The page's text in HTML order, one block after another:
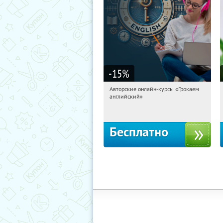
-15%
14:38:15 Получили:
Авторские онлайн-курсы «Грокаем
английский»
Бесплатно